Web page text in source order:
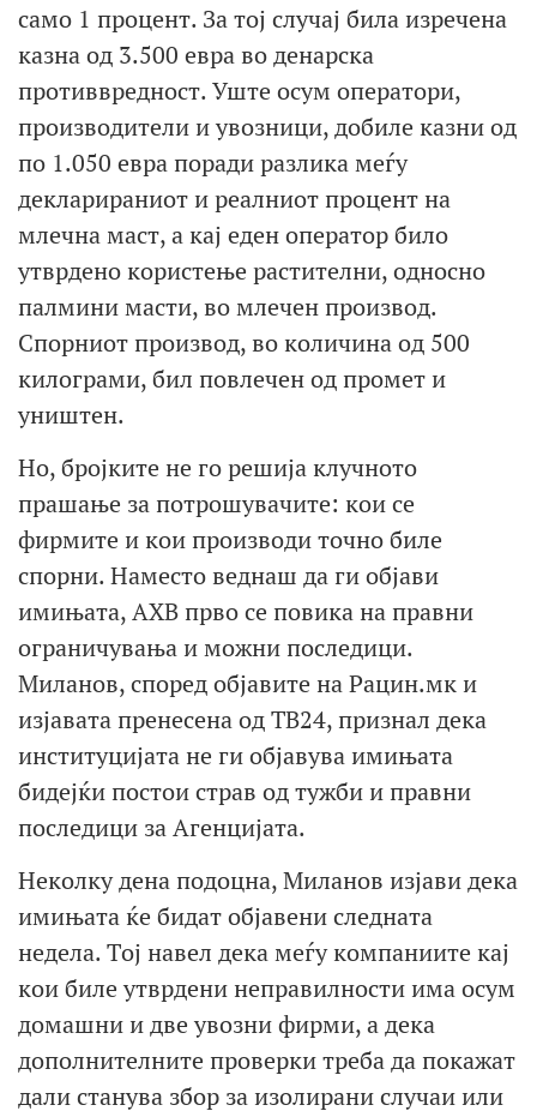
само 1 процент. За тој случај била изречена
казна од 3.500 евра во денарска
противвредност. Уште осум оператори,
производители и увозници, добиле казни од
по 1.050 евра поради разлика меѓу
декларираниот и реалниот процент на
млечна маст, а кај еден оператор било
утврдено користење растителни, односно
палмини масти, во млечен производ.
Спорниот производ, во количина од 500
килограми, бил повлечен од промет и
уништен.
Но, бројките не го решија клучното
прашање за потрошувачите: кои се
фирмите и кои производи точно биле
спорни. Наместо веднаш да ги објави
имињата, АХВ прво се повика на правни
ограничувања и можни последици.
Миланов, според објавите на Рацин.мк и
изјавата пренесена од ТВ24, признал дека
институцијата не ги објавува имињата
бидејќи постои страв од тужби и правни
последици за Агенцијата.
Неколку дена подоцна, Миланов изјави дека
имињата ќе бидат објавени следната
недела. Tој навел дека меѓу компаниите кај
кои биле утврдени неправилности има осум
домашни и две увозни фирми, а дека
дополнителните проверки треба да покажат
дали станува збор за изолирани случаи или